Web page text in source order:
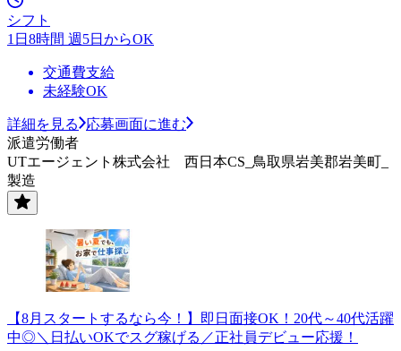
シフト
1日8時間 週5日からOK
交通費支給
未経験OK
詳細を見る
応募画面に進む
派遣労働者
UTエージェント株式会社 西日本CS_鳥取県岩美郡岩美町_
製造
【8月スタートするなら今！】即日面接OK！20代～40代活躍
中◎＼日払いOKでスグ稼げる／正社員デビュー応援！